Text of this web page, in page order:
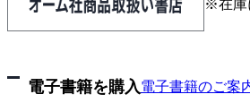
※在庫
電子書籍を購入電子書籍のご案